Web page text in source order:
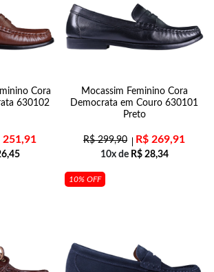
Cora
630102
251,91
Mocassim Feminino Cora
Democrata em Couro 630101
Preto
R$299,90 R$ 269,91
10x de R$28,34
10% OFF